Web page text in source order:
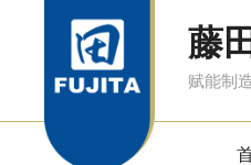
藤
赋能制